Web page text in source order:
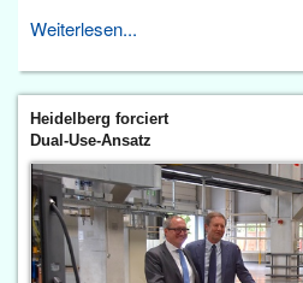
Weiterlesen...
Heidelberg forciert
Dual-Use-Ansatz